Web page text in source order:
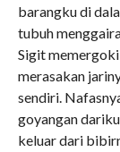
barangku di
tubuh
Sigit memergoki
merasakan
sendiri.
goyangan
keluar dari